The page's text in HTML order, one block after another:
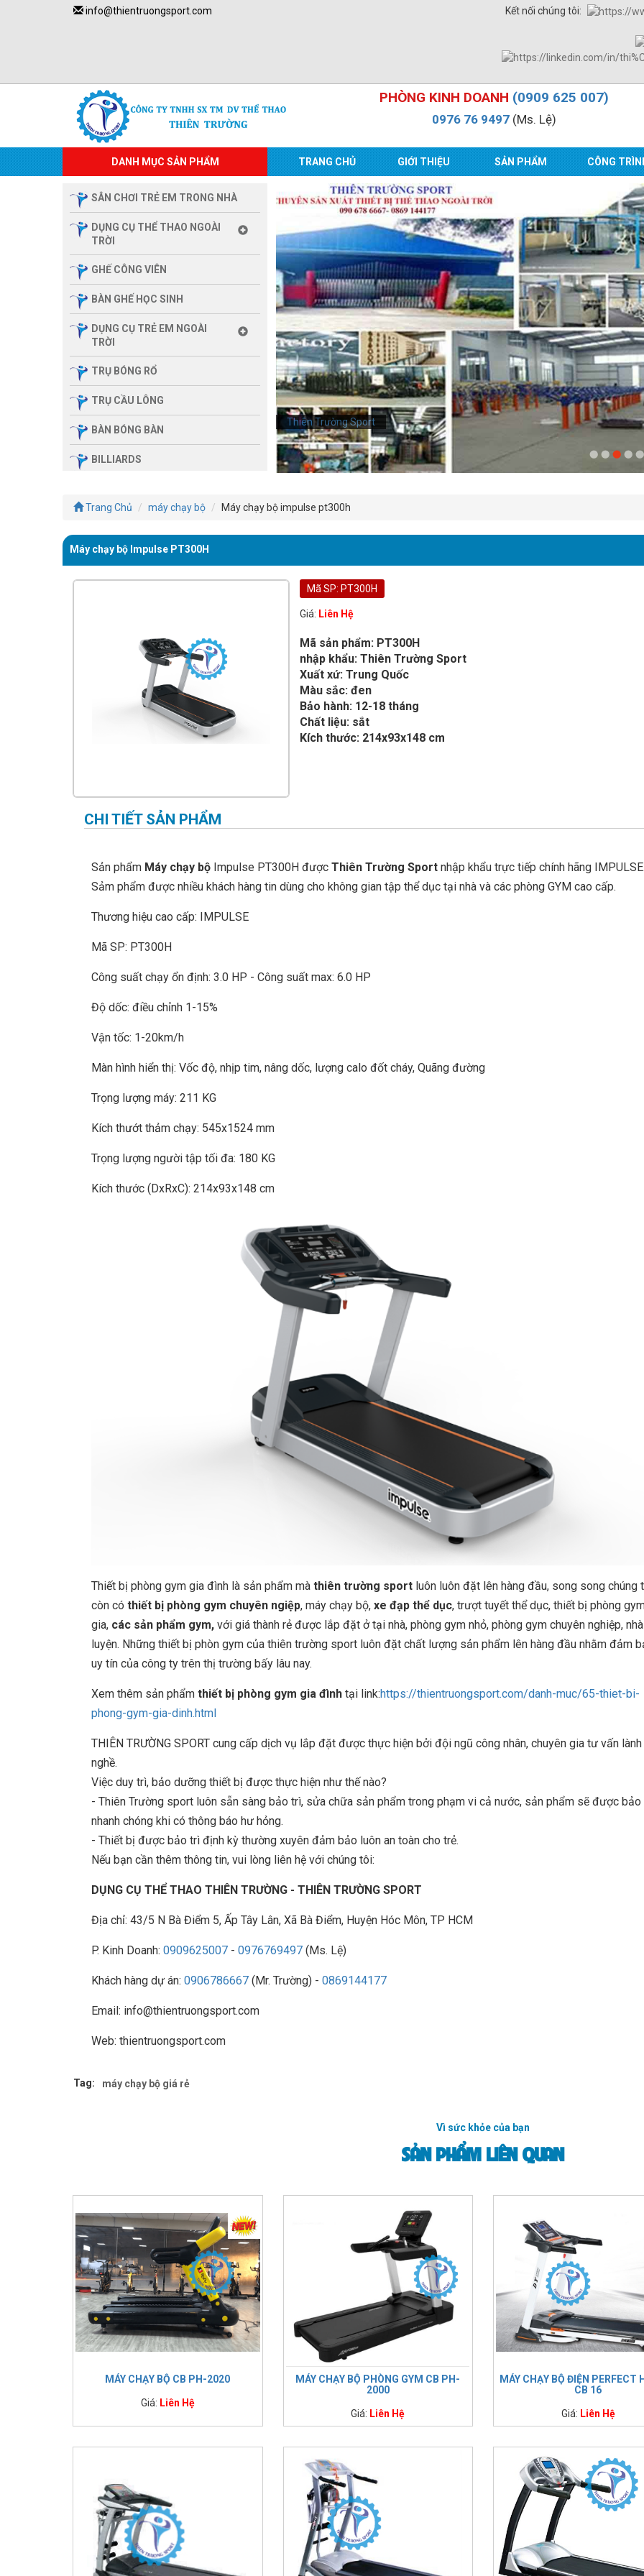
info@thientruongsport.com Kết nối chúng tôi:
PHÒNG KINH DOANH (0909 625 007)
0976 76 9497(Ms. Lệ)
DANH MỤC SẢN PHẨM TRANG CHỦ GIỚI THIỆU SẢN PHẨM CÔNG
SÂN CHƠI TRẺ EM TRONG NHÀ
DỤNG CỤ THỂ THAO NGOÀI
TRỜI
GHẾ CÔNG VIÊN
BÀN GHẾ HỌC SINH
DỤNG CỤ TRẺ EM NGOÀI
TRỜI
TRỤ BÓNG RỔ
TRỤ CẦU LÔNG
BÀN BÓNG BÀN
BILLIARDS
ĐÌNH
IMPULSE FITNESS
THIẾT BỊ PHÒNG GYM THIÊN
CỎ NHÂN TẠO
Thiên Trường Sport
Trang Chủ máy chạy bộ Máy chạy bộ impulse pt300h
Máy chạy bộ Impulse PT300H
Mã SP: PT300H
Giá: Liên Hệ
Mã sản phẩm: PT300H
nhập khẩu: Thiên Trường Sport
Xuất xứ: Trung Quốc
Màu sắc: đen
Bảo hành: 12-18 tháng
Chất liệu: sắt
Kích thước: 214x93x148 cm
CHI TIẾT SẢN PHẨM
Sản phẩm Máy chạy bộ Impulse PT300H được Thiên Trường Sport nhập khẩu trực tiếp chính hãng IMPULSE.
Sảm phẩm được nhiều khách hàng tin dùng cho không gian tập thể dục tại nhà và các phòng GYM cao cấp.
Thương hiệu cao cấp: IMPULSE
Mã SP: PT300H
Công suất chạy ổn định: 3.0 HP - Công suất max: 6.0 HP
Độ dốc: điều chỉnh 1-15%
Vận tốc: 1-20km/h
Màn hình hiển thị: Vốc độ, nhịp tim, nâng dốc, lượng calo đốt cháy, Quãng đường
Trọng lượng máy: 211 KG
Kích thướt thảm chạy: 545x1524 mm
Trọng lượng người tập tối đa: 180 KG
Kích thước (DxRxC): 214x93x148 cm
Thiết bị phòng gym gia đình là sản phẩm mà thiên trường sport luôn luôn đặt lên hàng đầu, song song chúng
còn có thiết bị phòng gym chuyên ngiệp, máy chạy bộ, xe đạp thể dục, trượt tuyết thể dục, thiết bị phòng
gia, các sản phẩm gym, với giá thành rẻ được lắp đặt ở tại nhà, phòng gym nhỏ, phòng gym chuyên nghiệp,
luyện. Những thiết bị phòn gym của thiên trường sport luôn đặt chất lượng sản phẩm lên hàng đầu nhằm đảm
uy tín của công ty trên thị trường bấy lâu nay.
Xem thêm sản phẩm thiết bị phòng gym gia đình tại link:https://thientruongsport.com/danh-muc/65-thiet-bi-
phong-gym-gia-dinh.html
THIÊN TRƯỜNG SPORT cung cấp dịch vụ lắp đặt được thực hiện bởi đội ngũ công nhân, chuyên gia tư vấn lành
nghề.
Việc duy trì, bảo dưỡng thiết bị được thực hiện như thế nào?
- Thiên Trường sport luôn sẵn sàng bảo trì, sửa chữa sản phẩm trong phạm vi cả nước, sản phẩm sẽ được bảo
nhanh chóng khi có thông báo hư hỏng.
- Thiết bị được bảo trì định kỳ thường xuyên đảm bảo luôn an toàn cho trẻ.
Nếu bạn cần thêm thông tin, vui lòng liên hệ với chúng tôi:
DỤNG CỤ THỂ THAO THIÊN TRƯỜNG - THIÊN TRƯỜNG SPORT
Địa chỉ: 43/5 N Bà Điểm 5, Ấp Tây Lân, Xã Bà Điểm, Huyện Hóc Môn, TP HCM
P. Kinh Doanh: 0909625007 - 0976769497 (Ms. Lệ)
Khách hàng dự án: 0906786667 (Mr. Trường) - 0869144177
Email: info@thientruongsport.com
Web: thientruongsport.com
Tag: máy chạy bộ giá rẻ
Vì sức khỏe của bạn
SẢN PHẨM LIÊN QUAN
MÁY CHẠY BỘ CB PH-2020
Giá: Liên Hệ
MÁY CHẠY BỘ PHÒNG GYM CB PH-
2000
Giá: Liên Hệ
MÁY CHẠY BỘ ĐIỆN PERFECT
CB 16
Giá: Liên Hệ